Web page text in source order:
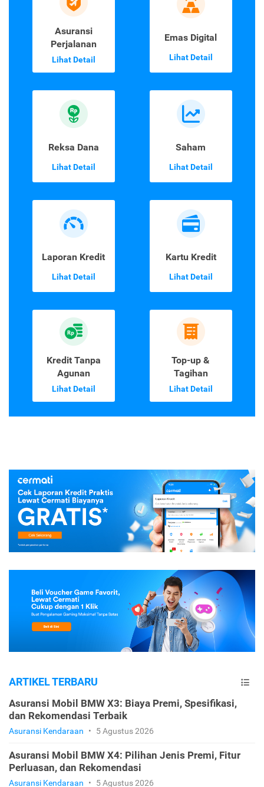
Asuransi
Perjalanan
Lihat Detail
Emas Digital
Lihat Detail
Reksa Dana
Lihat Detail
Saham
Lihat Detail
Laporan Kredit
Lihat Detail
Kartu Kredit
Lihat Detail
Kredit Tanpa
Agunan
Lihat Detail
Top-up &
Tagihan
Lihat Detail
ARTIKEL TERBARU
Asuransi Mobil BMW X3: Biaya Premi, Spesifikasi,
dan Rekomendasi Terbaik
Asuransi Kendaraan • 5 Agustus 2026
Asuransi Mobil BMW X4: Pilihan Jenis Premi, Fitur
Perluasan, dan Rekomendasi
Asuransi Kendaraan • 5 Agustus 2026